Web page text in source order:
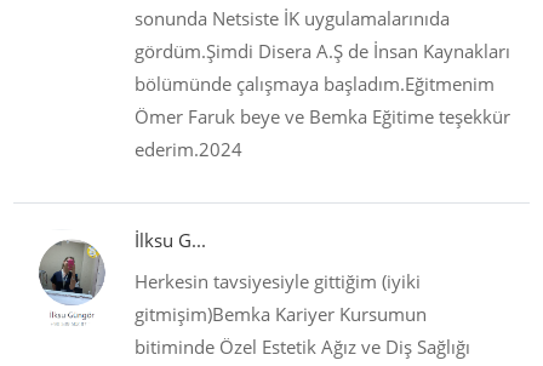
sonunda Netsiste İK uygulamalarınıda
gördüm.Şimdi Disera A.Ş de İnsan Kaynakları
bölümünde çalışmaya başladım.Eğitmenim
Ömer Faruk beye ve Bemka Eğitime teşekkür
ederim.2024
İlksu G...
Herkesin tavsiyesiyle gittiğim (iyiki
gitmişim)Bemka Kariyer Kursumun
bitiminde Özel Estetik Ağız ve Diş Sağlığı